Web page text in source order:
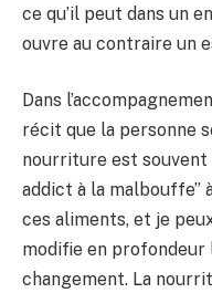
ce qu’il peut dans un
ouvre au contraire un
Dans
récit que la personne
nourriture est souvent
addict à la malbouffe”
ces aliments, et je
modifie en profondeur
changement. La